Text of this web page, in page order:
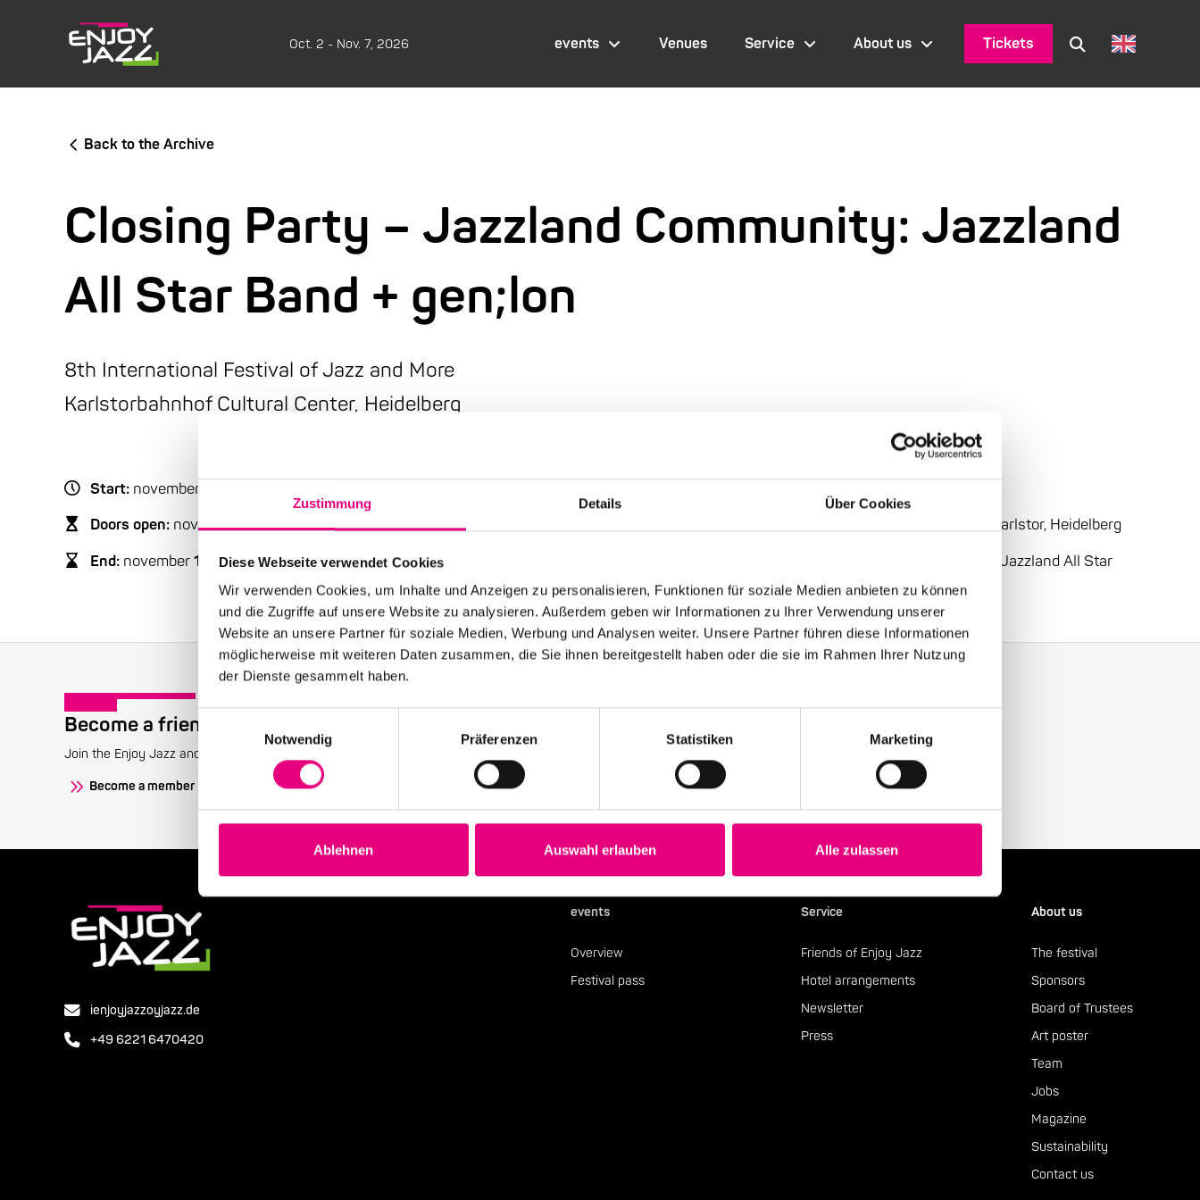
Zustimmung Details Über Cookies
Diese Webseite verwendet Cookies
Wir verwenden Cookies, um Inhalte und Anzeigen zu personalisieren, Funktionen für soziale Medien anbieten zu können
und die Zugriffe auf unsere Website zu analysieren. Außerdem geben wir Informationen zu Ihrer Verwendung unserer
Website an unsere Partner für soziale Medien, Werbung und Analysen weiter. Unsere Partner führen diese Informationen
möglicherweise mit weiteren Daten zusammen, die Sie ihnen bereitgestellt haben oder die sie im Rahmen Ihrer Nutzung
der Dienste gesammelt haben.
Einwilligungsauswahl
Notwendig
Präferenzen Statistiken Marketing
Ablehnen Auswahl erlauben Alle zulassen
Oct. 2 - Nov. 7, 2026 events Venues Service About us Tickets
Back to the Archive
Closing Party – Jazzland Community: Jazzland
All Star Band + gen;lon
8th International Festival of Jazz and More
Karlstorbahnhof Cultural Center, Heidelberg
Start: november
Doors open: november10, 2006 – 8:30 p.m.
End: november11 , 2006 - 12:00 a.m.
Karlstor, Heidelberg
- Jazzland Community: Jazzland All Star
Band + gen;lon
Become a friend!
Join the Enjoy Jazz and receive exclusive information about the festival.
Become a member Subscribe to our newsletter
ienjoyjazzoyjazz.de
+49 6221 6470420
events
Overview
Festival pass
Service
Friends of Enjoy Jazz
Hotel arrangements
Newsletter
Press
About us
The festival
Sponsors
Board of Trustees
Art poster
Team
Jobs
Magazine
Sustainability
Contact us